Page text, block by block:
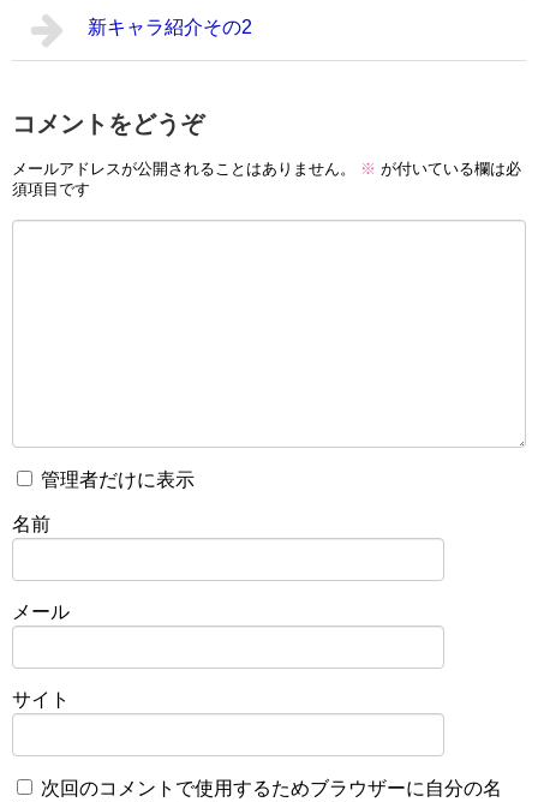
新キャラ紹介その2
コメントをどうぞ
メールアドレスが公開されることはありません。 ※ が付いている欄は必
須項目です
管理者だけに表示
名前
メール
サイト
次回のコメントで使用するためブラウザーに自分の名